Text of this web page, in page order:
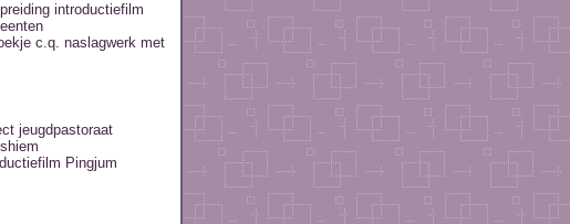
introductiefilm
c.q. naslagwerk met
jeugdpastoraat
Pingjum